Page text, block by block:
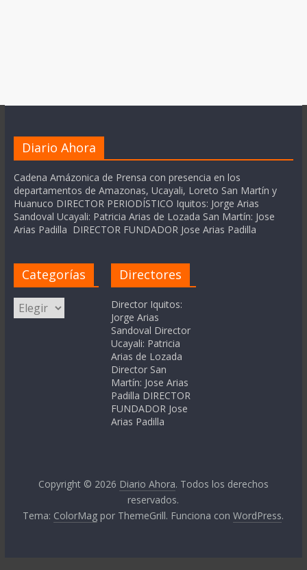
Diario Ahora
Cadena Amázonica de Prensa con presencia en los
departamentos de Amazonas, Ucayali, Loreto San Martín y
Huanuco DIRECTOR PERIODÍSTICO Iquitos: Jorge Arias
Sandoval Ucayali: Patricia Arias de Lozada San Martín: Jose
Arias Padilla DIRECTOR FUNDADOR Jose Arias Padilla
Categorías
Categorías
Directores
Director Iquitos:
Jorge Arias
Sandoval Director
Ucayali: Patricia
Arias de Lozada
Director San
Martín: Jose Arias
Padilla DIRECTOR
FUNDADOR Jose
Arias Padilla
Copyright © 2026 Diario Ahora. Todos los derechos
reservados.
Tema: ColorMag por ThemeGrill. Funciona conWordPress.